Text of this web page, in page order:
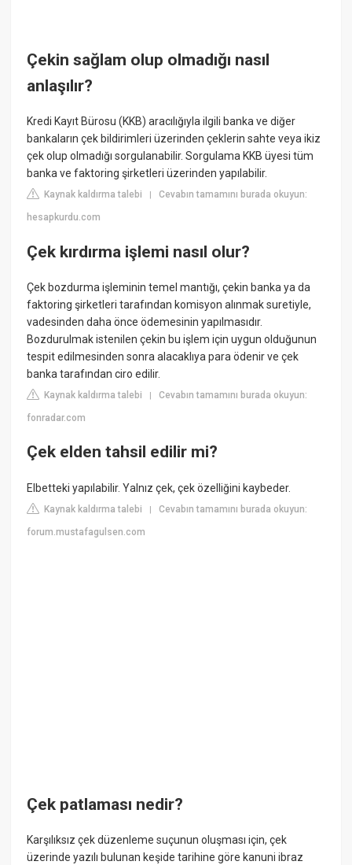
Çekin sağlam olup olmadığı nasıl
anlaşılır?
Kredi Kayıt Bürosu (KKB) aracılığıyla ilgili banka ve diğer
bankaların çek bildirimleri üzerinden çeklerin sahte veya ikiz
çek olup olmadığı sorgulanabilir. Sorgulama KKB üyesi tüm
banka ve faktoring şirketleri üzerinden yapılabilir.
Kaynak kaldırma talebi |Cevabın tamamını burada okuyun:
hesapkurdu.com
Çek kırdırma işlemi nasıl olur?
Çek bozdurma işleminin temel mantığı, çekin banka ya da
faktoring şirketleri tarafından komisyon alınmak suretiyle,
vadesinden daha önce ödemesinin yapılmasıdır.
Bozdurulmak istenilen çekin bu işlem için uygun olduğunun
tespit edilmesinden sonra alacaklıya para ödenir ve çek
banka tarafından ciro edilir.
Kaynak kaldırma talebi |Cevabın tamamını burada okuyun:
fonradar.com
Çek elden tahsil edilir mi?
Elbetteki yapılabilir. Yalnız çek, çek özelliğini kaybeder.
Kaynak kaldırma talebi |Cevabın tamamını burada okuyun:
forum.mustafagulsen.com
Çek patlaması nedir?
Karşılıksız çek düzenleme suçunun oluşması için, çek
üzerinde yazılı bulunan keşide tarihine göre kanuni ibraz